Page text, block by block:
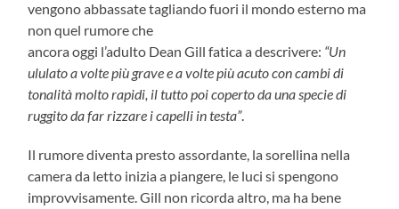
vengono abbassate tagliando fuori il mondo esterno ma
non quel rumore che
ancora oggi l’adulto Dean Gill fatica a descrivere: “Un
ululato a volte più grave e a volte più acuto con cambi di
tonalità molto rapidi, il tutto poi coperto da una specie di
ruggito da far rizzare i capelli in testa”.
Il rumore diventa presto assordante, la sorellina nella
camera da letto inizia a piangere, le luci si spengono
improvvisamente. Gill non ricorda altro, ma ha bene